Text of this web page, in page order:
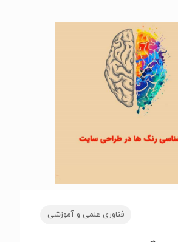
فناوری علمی و آموزشی